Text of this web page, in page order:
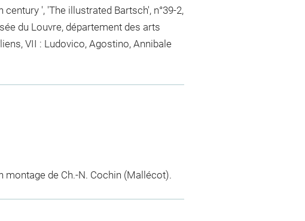
', 'The illustrated Bartsch', n°39-2,
du Louvre, département des arts
VII : Ludovico, Agostino, Annibale
montage de Ch.-N. Cochin (Mallécot).